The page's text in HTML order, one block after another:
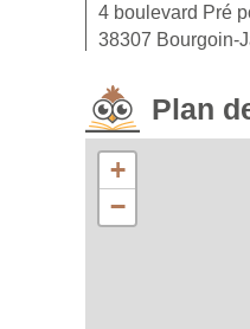
4 boulevard Pré
38307 Bourgoin-
Plan
+
−